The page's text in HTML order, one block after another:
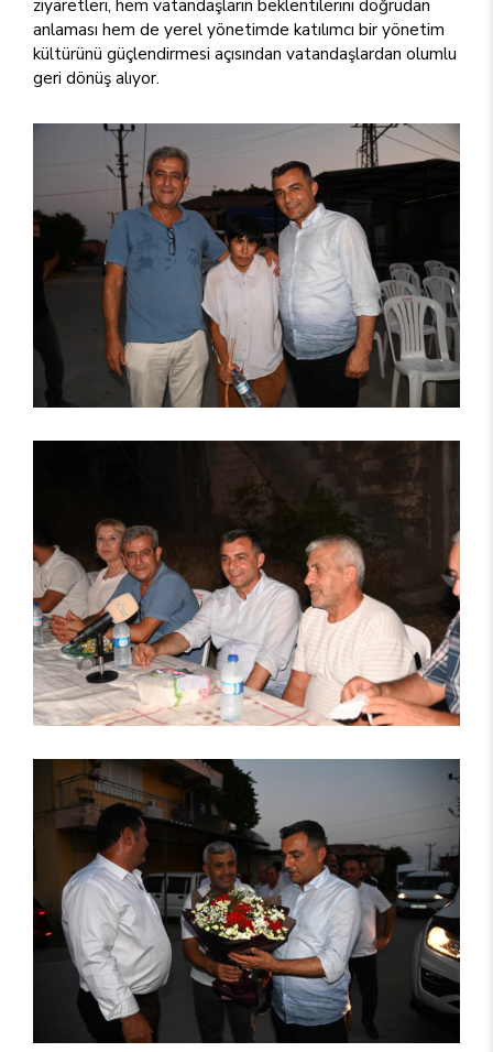
ziyaretleri, hem vatandaşların beklentilerini doğrudan
anlaması hem de yerel yönetimde katılımcı bir yönetim
kültürünü güçlendirmesi açısından vatandaşlardan olumlu
geri dönüş alıyor.